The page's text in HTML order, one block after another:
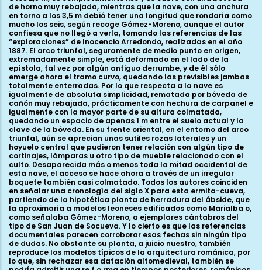
de horno muy rebajada, mientras que la nave, con una anchura
en torno a los 3,5 m debió tener una longitud que rondaría como
mucho los seis, según recoge Gómez-Moreno, aunque el autor
confiesa que no llegó a verla, tomando las referencias de las
“exploraciones” de Inocencio Arredondo, realizadas en el año
1887. El arco triunfal, seguramente de medio punto en origen,
extremadamente simple, está deformado en el lado de la
epístola, tal vez por algún antiguo derrumbe, y de él sólo
emerge ahora el tramo curvo, quedando las previsibles jambas
totalmente enterradas. Por lo que respecta a la nave es
igualmente de absoluta simplicidad, rematada por bóveda de
cañón muy rebajada, prácticamente con hechura de carpanel e
igualmente con la mayor parte de su altura colmatada,
quedando un espacio de apenas 1 m entre el suelo actual y la
clave de la bóveda. En su frente oriental, en el entorno del arco
triunfal, aún se aprecian unas sutiles rozas laterales y un
hoyuelo central que pudieron tener relación con algún tipo de
cortinajes, lámparas u otro tipo de mueble relacionado con el
culto. Desaparecida más o menos toda la mitad occidental de
esta nave, el acceso se hace ahora a través de un irregular
boquete también casi colmatado. Todos los autores coinciden
en señalar una cronología del siglo X para esta ermita-cueva,
partiendo de la hipotética planta de herradura del ábside, que
la aproximaría a modelos leoneses edificados como Marialba o,
como señalaba Gómez-Moreno, a ejemplares cántabros del
tipo de San Juan de Socueva. Y lo cierto es que las referencias
documentales parecen corroborar esas fechas sin ningún tipo
de dudas. No obstante su planta, a juicio nuestro, también
reproduce los modelos típicos de la arquitectura románica, por
lo que, sin rechazar esa datación altomedieval, también se